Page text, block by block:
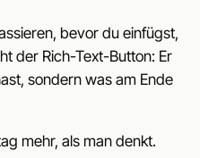
bevor du einfügst,
der Rich-Text-Button: Er
sondern was am Ende
mehr, als man denkt.